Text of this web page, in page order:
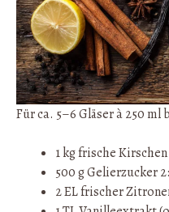
Für ca. 5–6 Gläser à 250
1 kg frische
500 g Gelierzucker
2 EL frischer